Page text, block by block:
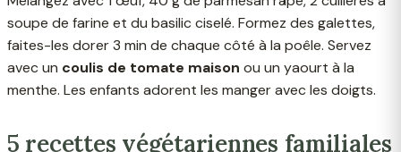
soupe de farine et du basilic ciselé. Formez des galettes,
faites-les dorer 3 min de chaque côté à la poêle. Servez
avec un coulis de tomate maison ou un yaourt à la
menthe. Les enfants adorent les manger avec les doigts.
5 recettes végétariennes familiales